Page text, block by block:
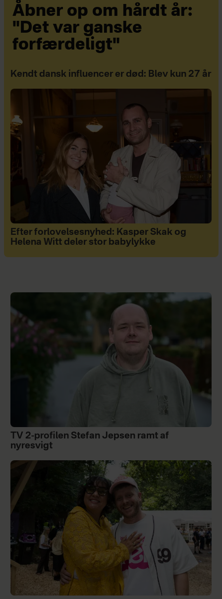
Åbner op om hårdt år:
"Det var ganske
forfærdeligt"
Kendt dansk influencer er død: Blev kun 27 år
Efter forlovelsesnyhed: Kasper Skak og
Helena Witt deler stor babylykke
TV 2-profilen Stefan Jepsen ramt af
nyresvigt